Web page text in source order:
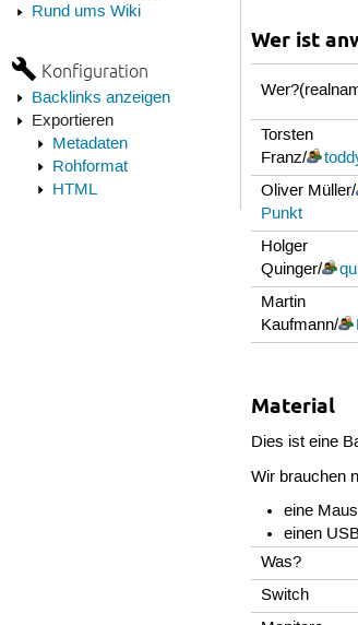
Rund ums Wiki
Konfiguration
Backlinks anzeigen
Exportieren
Metadaten
Rohformat
HTML
Wer ist
Torsten
Franz/
Oliver Müller/
Punkt
Holger
Quinger/
Martin
Kaufmann/
Material
Dies ist eine
Wir brauchen
eine
einen
Was?
Switch